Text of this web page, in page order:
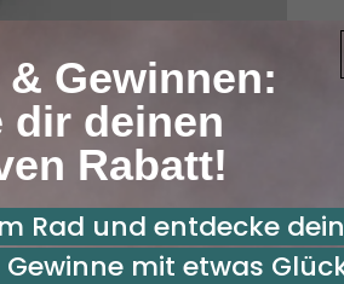
CBD
& Gewinnen:
dir deinen
Rabatt!
Rad und entdecke
mit etwas